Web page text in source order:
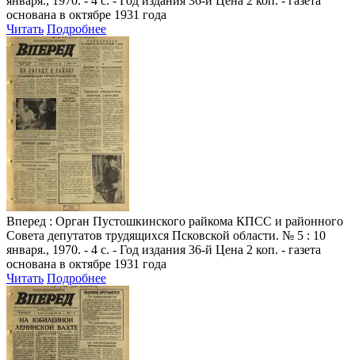
основана в октябре 1931 года
Читать Подробнее
Вперед : Орган Пустошкинского райкома КПСС и районного
Совета депутатов трудящихся Псковской области. № 5 : 10
января., 1970. - 4 с. - Год издания 36-й Цена 2 коп. - газета
основана в октябре 1931 года
Читать Подробнее